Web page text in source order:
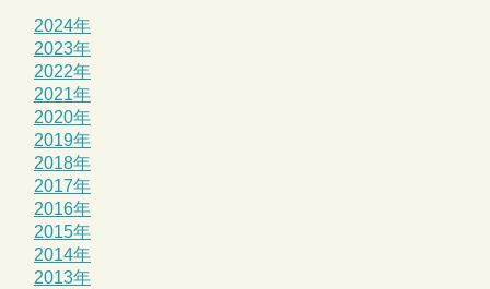
2024年
2023年
2022年
2021年
2020年
2019年
2018年
2017年
2016年
2015年
2014年
2013年